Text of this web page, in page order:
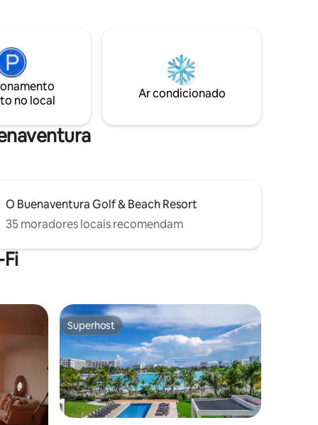
É realmente um lugar relaxante. O nosso
espaço é o refúgio perfeito para casais e
famílias (com crianças). Damos-lhe as
boas-vindas para desfrutar e relaxar no
no local
Ar condicionado
O Buenaventura Golf & Beach Resort
35 moradores locais recomendam
Superhost
Superhost